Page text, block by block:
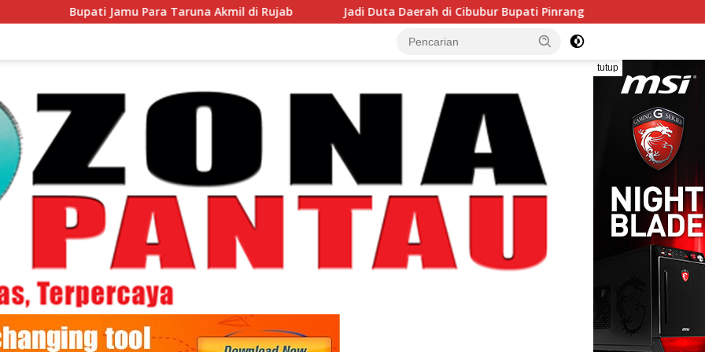
Jamu Para Taruna Akmil di Rujab Jadi Duta Daerah di Cibubur Bupati Pinrang Minta Kontingen Pramuka Jaga Nama
tutup